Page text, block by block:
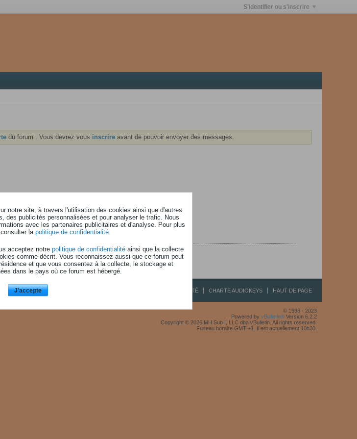
S'identifier ou s'inscrire
du forum . Vous devrez vous inscrire avant de pouvoir envoyer des messages.
inséré votre date de naissance correctement !
CONFIDENTIALITÉ CHARTE AUDIOKEYS HAUT DE PAGE
© 1998 - 2023
Powered by vBulletin® Version 6.2.2
Copyright © 2026 MH Sub I, LLC dba vBulletin. All rights reserved.
Fuseau horaire GMT +1. Il est actuellement 10h30.
notre site, à travers l'utilisation des cookies ainsi que d'autres
des publicités personnalisées et pour analyser le trafic. Nous
avec les partenaires publicitaires et d'analyse. Pour plus
la politique de confidentialité.
acceptez notre politique de confidentialité ainsi que la collecte
comme décrit. Vous reconnaissez aussi que ce forum peut
et que vous consentez à la collecte, le stockage et
dans le pays où ce forum est hébergé.
J'accepte